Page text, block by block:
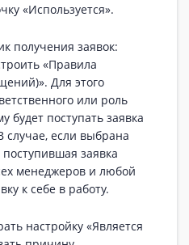
«Используется».
получения заявок:
«Правила
Для этого
или роль
будет поступать заявка
если выбрана
поступившая заявка
менеджеров и любой
к себе в работу.
настройку «Является